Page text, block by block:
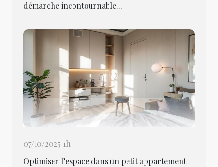
démarche incontournable...
07/10/2025 1h
Optimiser l’espace dans un petit appartement